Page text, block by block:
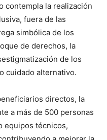
contempla la realización
fuera de las
simbólica de los
de derechos, la
de los
cuidado alternativo.
directos, la
a más de 500 personas
equipos técnicos,